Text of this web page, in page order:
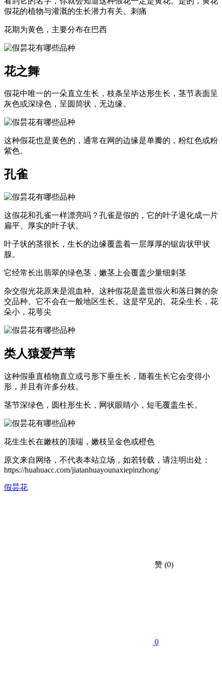
假花的植物与灌溉的生长潜力有关。刺痛
花期为黄色，主要分布在巴西
花之舞
假花中唯一的一朵直立生长，枝条呈毕达形生长，茎节表面呈
灰色或深绿色，呈圆筒状，无边缘。
这种假花也是黄色的，通常在网的边缘是单瓣的，粉红色或粉
紫色。
孔雀
这假花和孔雀一样漂亮吗？孔雀是假的，它的叶子退化成一片
扁平、厚实的叶子状。
叶子状的茎很长，生长的边缘覆盖着一层厚厚的锯齿状甲状
腺。
它经常长出翡翠的绿色茎，嫩茎上会覆盖少量细刺茎
杂交假光花原来是混血种。这种假花是盖世假火和落日舞的杂
交品种。它不会在一般地区生长。这是罕见的。花朵生长，花
朵小，花萼尖
类人猿爱芦苇
这种假垂直植物直立或弓形下垂生长，随着生长它会变得小
形，并且有许多分枝。
茎节深绿色，圆柱形生长，网状眼睛小，短毛覆盖生长。
花生生长在嫩枝的顶端，嫩枝呈金色或橙色
原文来自网络，不代表本站立场，如若转载，请注明出处：
https://huahuacc.com/jiatanhuayounaxiepinzhong/
假昙花
赞 (0)
0